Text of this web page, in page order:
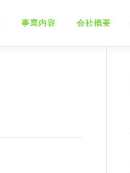
事業内容 会社概要